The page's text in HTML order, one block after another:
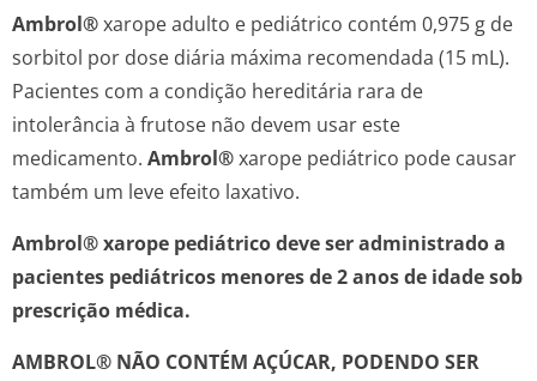
Ambrol®xarope adulto e pediátrico contém 0,975 g de
sorbitol por dose diária máxima recomendada (15 mL).
Pacientes com a condição hereditária rara de
intolerância à frutose não devem usar este
medicamento. Ambrol®xarope pediátrico pode causar
também um leve efeito laxativo.
Ambrol® xarope pediátrico deve ser administrado a
pacientes pediátricos menores de 2 anos de idade sob
prescrição médica.
AMBROL® NÃO CONTÉM AÇÚCAR, PODENDO SER